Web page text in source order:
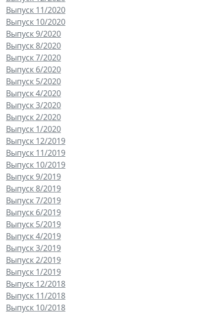
Выпуск 11/2020
Выпуск 10/2020
Выпуск 9/2020
Выпуск 8/2020
Выпуск 7/2020
Выпуск 6/2020
Выпуск 5/2020
Выпуск 4/2020
Выпуск 3/2020
Выпуск 2/2020
Выпуск 1/2020
Выпуск 12/2019
Выпуск 11/2019
Выпуск 10/2019
Выпуск 9/2019
Выпуск 8/2019
Выпуск 7/2019
Выпуск 6/2019
Выпуск 5/2019
Выпуск 4/2019
Выпуск 3/2019
Выпуск 2/2019
Выпуск 1/2019
Выпуск 12/2018
Выпуск 11/2018
Выпуск 10/2018